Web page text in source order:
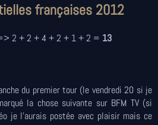
françaises 2012
2 + 2 + 4 + 2 + 1 + 2 = 13
du premier tour (le vendredi 20 si je
la chose suivante sur BFM TV (si
je l'aurais postée avec plaisir mais ce